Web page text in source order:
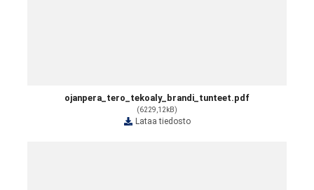
ojanpera_tero_tekoaly_brandi_tunteet.pdf
(6229,12kB)
Lataa tiedosto